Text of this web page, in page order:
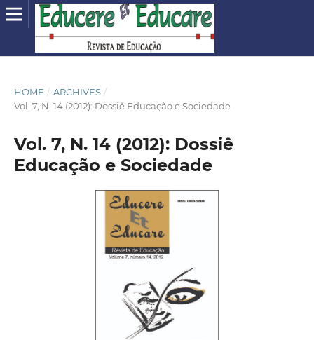
HOME / ARCHIVES /
Vol. 7, N. 14 (2012): Dossiê Educação e Sociedade
Vol. 7, N. 14 (2012): Dossiê
Educação e Sociedade